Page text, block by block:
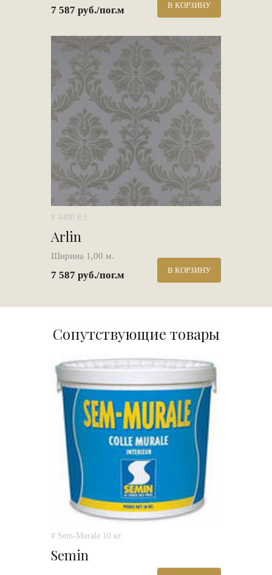
7 587 руб./пог.м В КОРЗИНУ
# 4400 E3
Arlin
Ширина 1,00 м.
7 587 руб./пог.м В КОРЗИНУ
Сопутствующие товары
# Sem-Murale 10 кг.
Semin